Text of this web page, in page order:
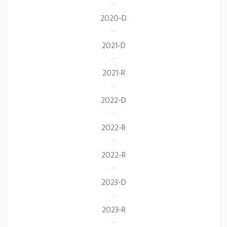
2020-D
2021-D
2021-R
2022-D
2022-R
2022-R
2023-D
2023-R